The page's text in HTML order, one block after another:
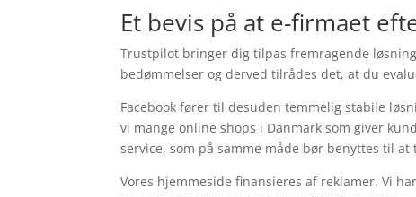
Et bevis på at e-firmaet
Trustpilot bringer dig tilpas fremragende
bedømmelser og derved tilrådes det, at du
Facebook fører til desuden temmelig stabile
vi mange online shops i Danmark som giver
service, som på samme måde bør benyttes til
Vores hjemmeside finansieres af reklamer. Vi